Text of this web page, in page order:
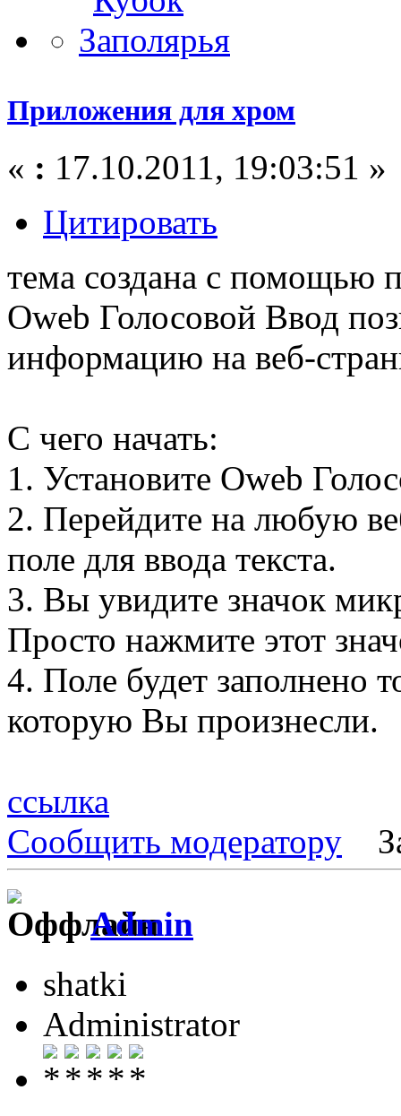
Приложения для хром
« : 17.10.2011, 19:03:51 »
Цитировать
тема создана с помощью
Oweb Голосовой Ввод
информацию на веб-
С чего начать:
1. Установите Oweb
2. Перейдите на любую
поле для ввода текста.
3. Вы увидите значок
Просто нажмите этот
4. Поле будет заполнено
которую Вы произнесли.
ссылка
Сообщить модератору
Admin
shatki
Administrator